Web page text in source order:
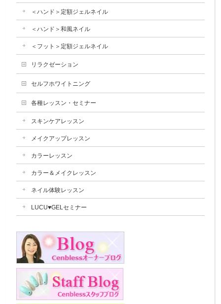
＜ハンド＞定額ジェルネイル
＜ハンド＞和風ネイル
＜フット＞定額ジェルネイル
リラクゼーション
セルフホワイトニング
各種レッスン・セミナー
スキンケアレッスン
メイクアップレッスン
カラーレッスン
カラー＆メイクレッスン
ネイル体験レッスン
LUCU♥GELセミナー